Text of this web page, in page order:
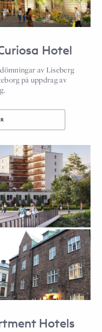
Hotel
av Liseberg
på uppdrag av
Hotels